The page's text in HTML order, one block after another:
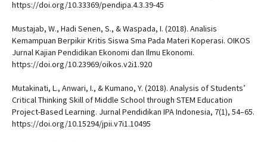
https://doi.org/10.33369/pendipa.4.3.39-45
Mustajab, W., Hadi Senen, S., & Waspada, I. (2018). Analisis
Kemampuan Berpikir Kritis Siswa Sma Pada Materi Koperasi. OIKOS
Jurnal Kajian Pendidikan Ekonomi dan Ilmu Ekonomi.
https://doi.org/10.23969/oikos.v2i1.920
Mutakinati, L., Anwari, I., & Kumano, Y. (2018). Analysis of Students’
Critical Thinking Skill of Middle School through STEM Education
Project-Based Learning. Jurnal Pendidikan IPA Indonesia, 7(1), 54–65.
https://doi.org/10.15294/jpii.v7i1.10495